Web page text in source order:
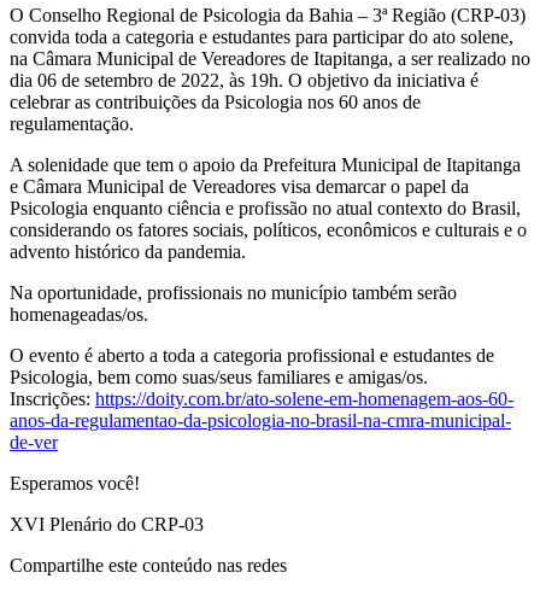
O Conselho Regional de Psicologia da Bahia – 3ª Região (CRP-03)
convida toda a categoria e estudantes para participar do ato solene,
na Câmara Municipal de Vereadores de Itapitanga, a ser realizado no
dia 06 de setembro de 2022, às 19h. O objetivo da iniciativa é
celebrar as contribuições da Psicologia nos 60 anos de
regulamentação.
A solenidade que tem o apoio da Prefeitura Municipal de Itapitanga
e Câmara Municipal de Vereadores visa demarcar o papel da
Psicologia enquanto ciência e profissão no atual contexto do Brasil,
considerando os fatores sociais, políticos, econômicos e culturais e o
advento histórico da pandemia.
Na oportunidade, profissionais no município também serão
homenageadas/os.
O evento é aberto a toda a categoria profissional e estudantes de
Psicologia, bem como suas/seus familiares e amigas/os.
Inscrições: https://doity.com.br/ato-solene-em-homenagem-aos-60-
anos-da-regulamentao-da-psicologia-no-brasil-na-cmra-municipal-
de-ver
Esperamos você!
XVI Plenário do CRP-03
Compartilhe este conteúdo nas redes